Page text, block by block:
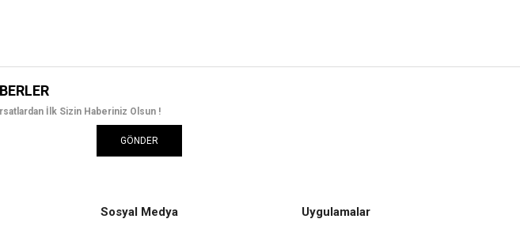
İlk Sizin Haberiniz Olsun !
GÖNDER
Sosyal Medya Uygulamalar